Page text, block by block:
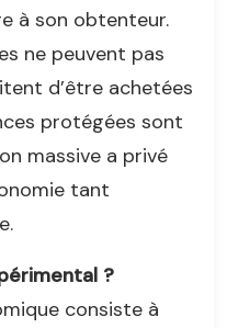
à son obtenteur.
ne peuvent pas
d’être achetées
protégées sont
massive a privé
tant
?
consiste à